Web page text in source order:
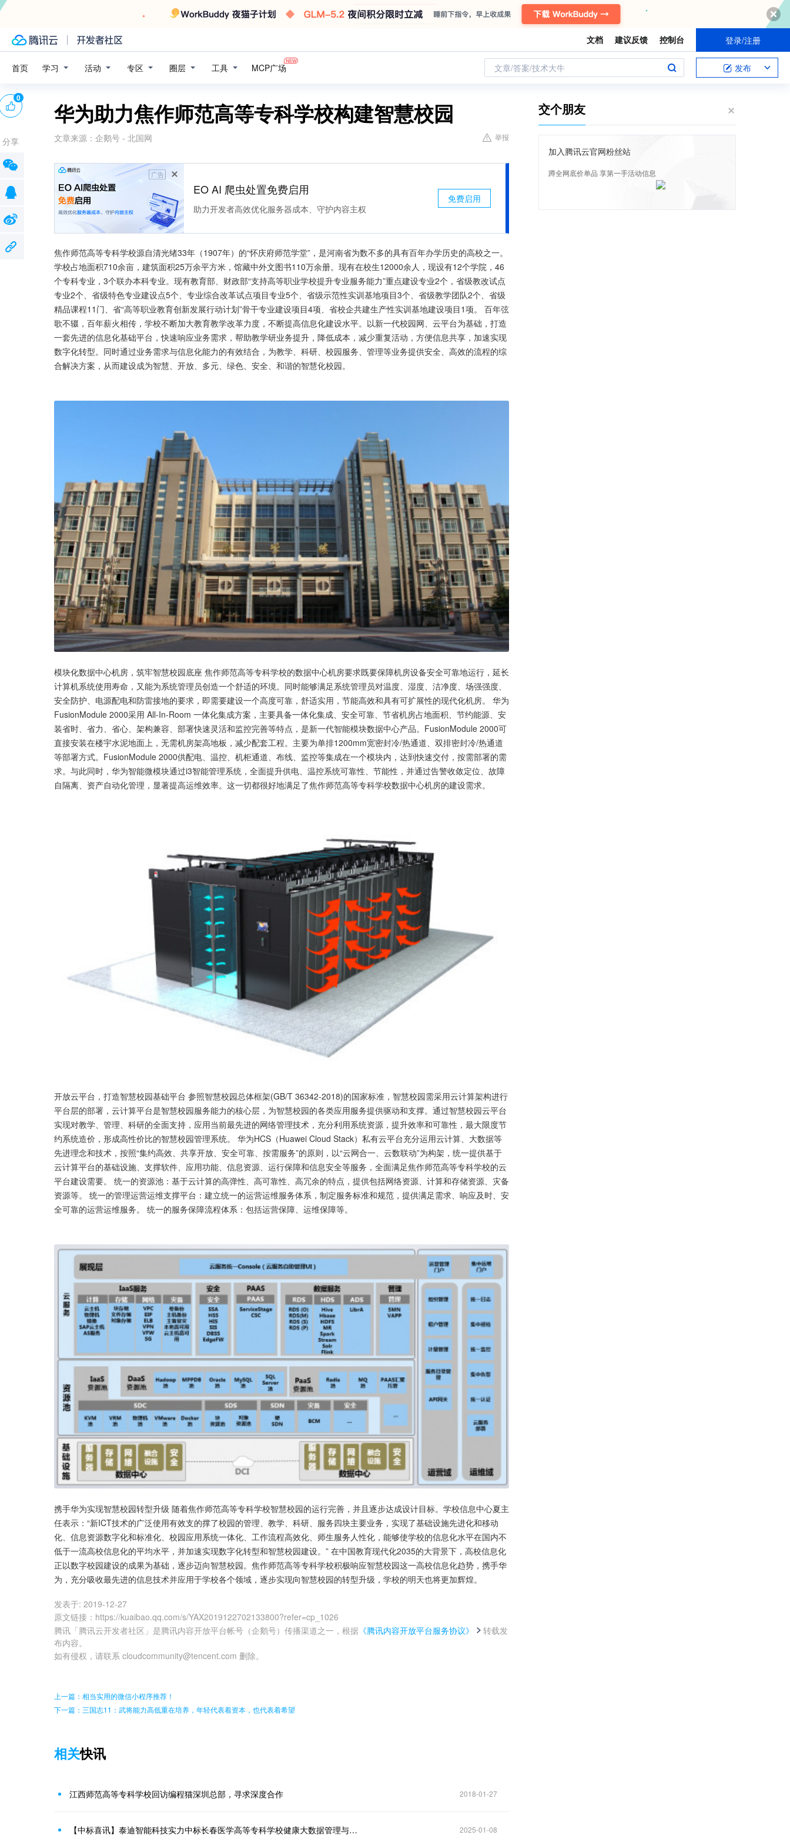
文档 建议反馈 控制台 登录/注册
首页 学习 活动 专区 圈层 工具 MCP广场 文章/答案/技术大牛 发布
华为助力焦作师范高等专科学校构建智慧校园
文章来源： 企鹅号 - 北国网 举报
广告
EO AI 爬虫处置免费启用
助力开发者高效优化服务器成本、守护内容主权
免费启用
焦作师范高等专科学校源自清光绪33年（1907年）的“怀庆府师范学堂”，是河南省为数不多的具有百年办学历史的高校之一。
学校占地面积710余亩，建筑面积25万余平方米，馆藏中外文图书110万余册。现有在校生12000余人，现设有12个学院，46
个专科专业，3个联办本科专业。现有教育部、财政部“支持高等职业学校提升专业服务能力”重点建设专业2个，省级教改试点
专业2个、省级特色专业建设点5个、专业综合改革试点项目专业5个、省级示范性实训基地项目3个、省级教学团队2个、省级
精品课程11门、省“高等职业教育创新发展行动计划”骨干专业建设项目4项、省校企共建生产性实训基地建设项目1项。 百年弦
歌不辍，百年薪火相传，学校不断加大教育教学改革力度，不断提高信息化建设水平。以新一代校园网、云平台为基础，打造
一套先进的信息化基础平台，快速响应业务需求，帮助教学研业务提升，降低成本，减少重复活动，方便信息共享，加速实现
数字化转型。同时通过业务需求与信息化能力的有效结合，为教学、科研、校园服务、管理等业务提供安全、高效的流程的综
合解决方案，从而建设成为智慧、开放、多元、绿色、安全、和谐的智慧化校园。
模块化数据中心机房，筑牢智慧校园底座 焦作师范高等专科学校的数据中心机房要求既要保障机房设备安全可靠地运行，延长
计算机系统使用寿命，又能为系统管理员创造一个舒适的环境。同时能够满足系统管理员对温度、湿度、洁净度、场强强度、
安全防护、电源配电和防雷接地的要求，即需要建设一个高度可靠，舒适实用，节能高效和具有可扩展性的现代化机房。 华为
FusionModule 2000采用 All-In-Room 一体化集成方案，主要具备一体化集成、安全可靠、节省机房占地面积、节约能源、安
装省时、省力、省心、架构兼容、部署快速灵活和监控完善等特点，是新一代智能模块数据中心产品。FusionModule 2000可
直接安装在楼宇水泥地面上，无需机房架高地板，减少配套工程。主要为单排1200mm宽密封冷/热通道、双排密封冷/热通道
等部署方式。FusionModule 2000供配电、温控、机柜通道、布线、监控等集成在一个模块内，达到快速交付，按需部署的需
求。与此同时，华为智能微模块通过i3智能管理系统，全面提升供电、温控系统可靠性、节能性，并通过告警收敛定位、故障
自隔离、资产自动化管理，显著提高运维效率。这一切都很好地满足了焦作师范高等专科学校数据中心机房的建设需求。
开放云平台，打造智慧校园基础平台 参照智慧校园总体框架(GB/T 36342-2018)的国家标准，智慧校园需采用云计算架构进行
平台层的部署，云计算平台是智慧校园服务能力的核心层，为智慧校园的各类应用服务提供驱动和支撑。通过智慧校园云平台
实现对教学、管理、科研的全面支持，应用当前最先进的网络管理技术，充分利用系统资源，提升效率和可靠性，最大限度节
约系统造价，形成高性价比的智慧校园管理系统。 华为HCS（Huawei Cloud Stack）私有云平台充分运用云计算、大数据等
先进理念和技术，按照“集约高效、共享开放、安全可靠、按需服务”的原则，以“云网合一、云数联动”为构架，统一提供基于
云计算平台的基础设施、支撑软件、应用功能、信息资源、运行保障和信息安全等服务，全面满足焦作师范高等专科学校的云
平台建设需要。 统一的资源池：基于云计算的高弹性、高可靠性、高冗余的特点，提供包括网络资源、计算和存储资源、灾备
资源等。 统一的管理运营运维支撑平台：建立统一的运营运维服务体系，制定服务标准和规范，提供满足需求、响应及时、安
全可靠的运营运维服务。 统一的服务保障流程体系：包括运营保障、运维保障等。
携手华为实现智慧校园转型升级 随着焦作师范高等专科学校智慧校园的运行完善，并且逐步达成设计目标。学校信息中心夏主
任表示：“新ICT技术的广泛使用有效支的撑了校园的管理、教学、科研、服务四块主要业务，实现了基础设施先进化和移动
化、信息资源数字化和标准化、校园应用系统一体化、工作流程高效化、师生服务人性化，能够使学校的信息化水平在国内不
低于一流高校信息化的平均水平，并加速实现数字化转型和智慧校园建设。” 在中国教育现代化2035的大背景下，高校信息化
正以数字校园建设的成果为基础，逐步迈向智慧校园。焦作师范高等专科学校积极响应智慧校园这一高校信息化趋势，携手华
为，充分吸收最先进的信息技术并应用于学校各个领域，逐步实现向智慧校园的转型升级，学校的明天也将更加辉煌。
发表于: 2019-12-27
原文链接 ： https://kuaibao.qq.com/s/YAX2019122702133800?refer=cp_1026
腾讯「腾讯云开发者社区」是腾讯内容开放平台帐号（企鹅号）传播渠道之一，根据 《腾讯内容开放平台服务协议》
转载发
布内容。
如有侵权，请联系 cloudcommunity@tencent.com 删除。
0
分享
上一篇：相当实用的微信小程序推荐！
下一篇：三国志11：武将能力高低重在培养，年轻代表着资本，也代表着希望
相关快讯
江西师范高等专科学校回访编程猫深圳总部，寻求深度合作 2018-01-27
【中标喜讯】泰迪智能科技实力中标长春医学高等专科学校健康大数据管理与服务专业实训软件采购项目 2025-01-08
交个朋友
加入腾讯云官网粉丝站
蹲全网底价单品 享第一手活动信息